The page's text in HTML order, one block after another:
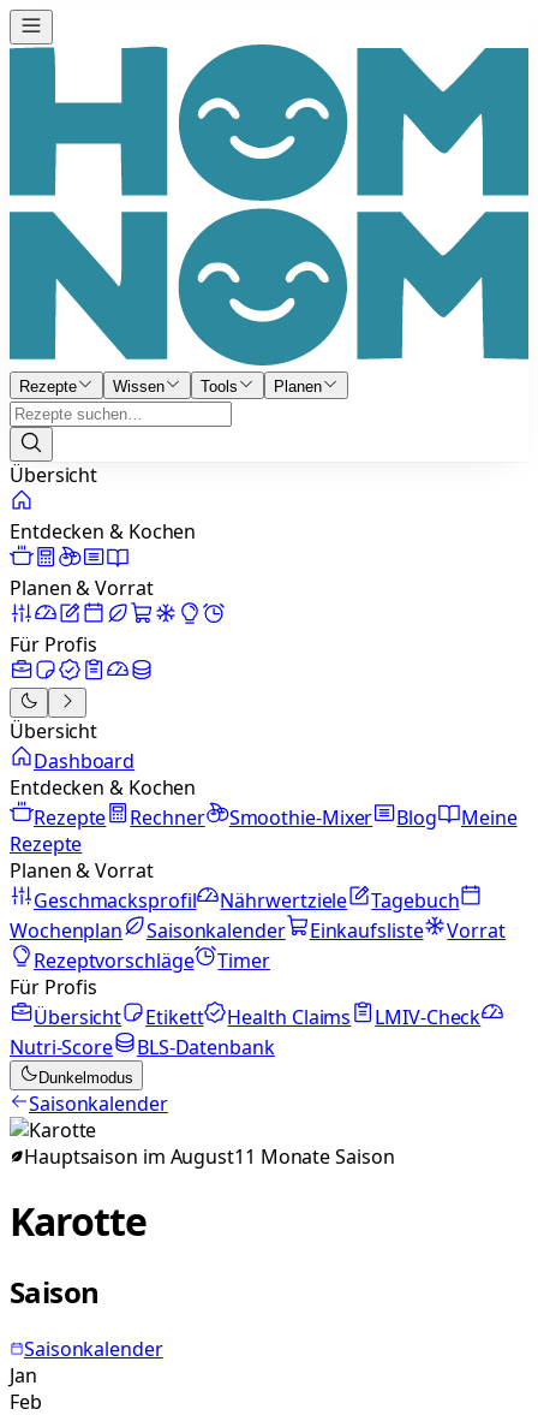
Rezepte Wissen Tools Planen
Übersicht
Entdecken & Kochen
Planen & Vorrat
Für Profis
Übersicht
Dashboard
Entdecken & Kochen
Rezepte
Rechner Smoothie-Mixer Blog
Meine
Rezepte
Planen & Vorrat
Geschmacksprofil
Nährwertziele
Tagebuch
Wochenplan
Saisonkalender Einkaufsliste
Vorrat
Rezeptvorschläge
Timer
Für Profis
Übersicht
Etikett Health Claims
LMIV-Check
Nutri-Score
BLS-Datenbank
Dunkelmodus
Saisonkalender
Hauptsaison im August11 MonateSaison
Karotte
Saison
Saisonkalender
Jan
Feb